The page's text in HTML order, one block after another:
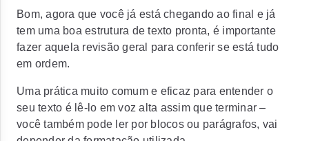
Bom, agora que você já está chegando ao final e já
tem uma boa estrutura de texto pronta, é importante
fazer aquela revisão geral para conferir se está tudo
em ordem.
Uma prática muito comum e eficaz para entender o
seu texto é lê-lo em voz alta assim que terminar –
você também pode ler por blocos ou parágrafos, vai